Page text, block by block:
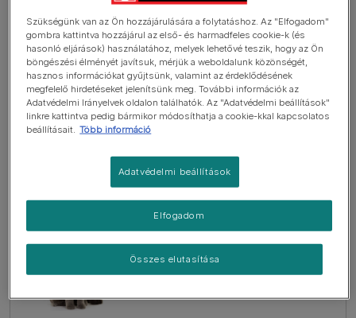
Bengáli
Szükségünk van az Ön hozzájárulására a folytatáshoz. Az "Elfogadom"
gombra kattintva hozzájárul az első- és harmadfeles cookie-k (és
hasonló eljárások) használatához, melyek lehetővé teszik, hogy az Ön
böngészési élményét javítsuk, mérjük a weboldalunk közönségét,
hasznos információkat gyűjtsünk, valamint az érdeklődésének
megfelelő hirdetéseket jelenítsünk meg. További információk az
Adatvédelmi Irányelvek oldalon találhatók. Az "Adatvédelmi beállítások"
linkre kattintva pedig bármikor módosíthatja a cookie-kkal kapcsolatos
beállításait. Több információ
Adatvédelmi beállítások
Összes elutasítása
Elfogadom